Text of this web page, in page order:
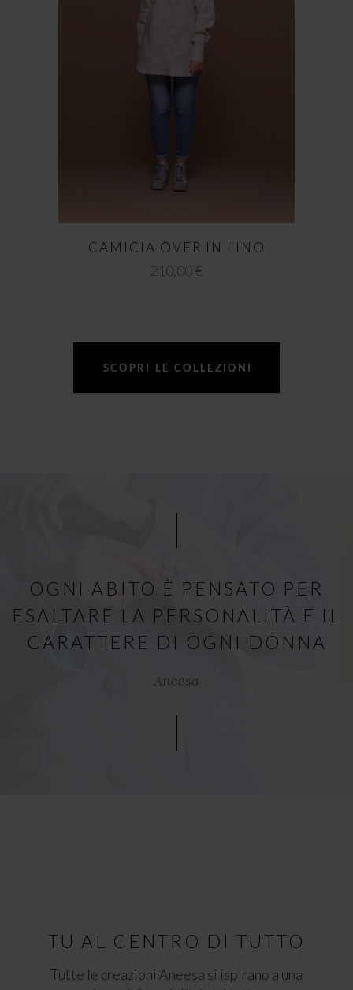
CAMICIA OVER IN LINO
210,00€
SCOPRI LE COLLEZIONI
OGNI ABITO È PENSATO PER
ESALTARE LA PERSONALITÀ E IL
CARATTERE DI OGNI DONNA
Aneesa
TU AL CENTRO DI TUTTO
Tutte le creazioni Aneesa si ispirano a una